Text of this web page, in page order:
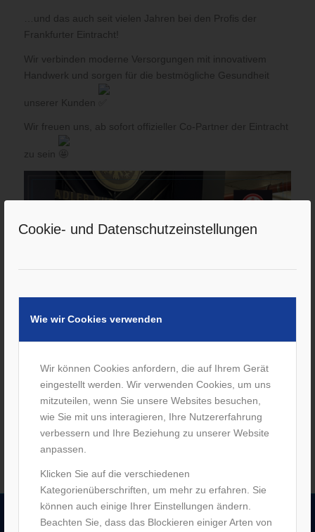
Cookie- und Datenschutzeinstellungen
Wie wir Cookies verwenden
Wir können Cookies anfordern, die auf Ihrem Gerät
eingestellt werden. Wir verwenden Cookies, um uns
mitzuteilen, wenn Sie unsere Websites besuchen,
wie Sie mit uns interagieren, Ihre Nutzererfahrung
verbessern und Ihre Beziehung zu unserer Website
anpassen.
Klicken Sie auf die verschiedenen
Kategorienüberschriften, um mehr zu erfahren. Sie
können auch einige Ihrer Einstellungen ändern.
Beachten Sie, dass das Blockieren einiger Arten von
…und das auch seit vielen Jahren bei den Profis der
Frankfurter Eintracht!
Wir verbinden moderne Versorgungen mit innovativem
Handwerk und sorgen für die bestmögliche Gesundheit
unserer Kunden
Wir freuen uns, ab sofort offizieller Co-Partner der Eintracht
zu sein
Bergen-Enkheim I Sachsenhausen Neu-Isenburg